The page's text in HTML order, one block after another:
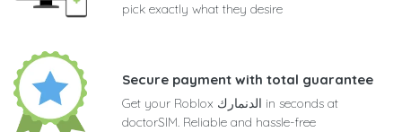
pick exactly what they desire
Secure payment with total guarantee
Get your Roblox الدنمارك in seconds at
doctorSIM. Reliable and hassle-free